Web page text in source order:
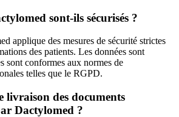
sont-ils sécurisés ?
applique des mesures de sécurité strictes
des patients. Les données sont
sont conformes aux normes de
telles que le RGPD.
livraison des documents
Dactylomed ?